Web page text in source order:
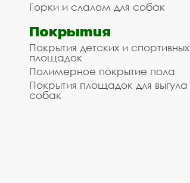
Горки и слалом для собак
Покрытия
Покрытия детских и спортивных
площадок
Полимерное покрытие пола
Покрытия площадок для выгула
собак